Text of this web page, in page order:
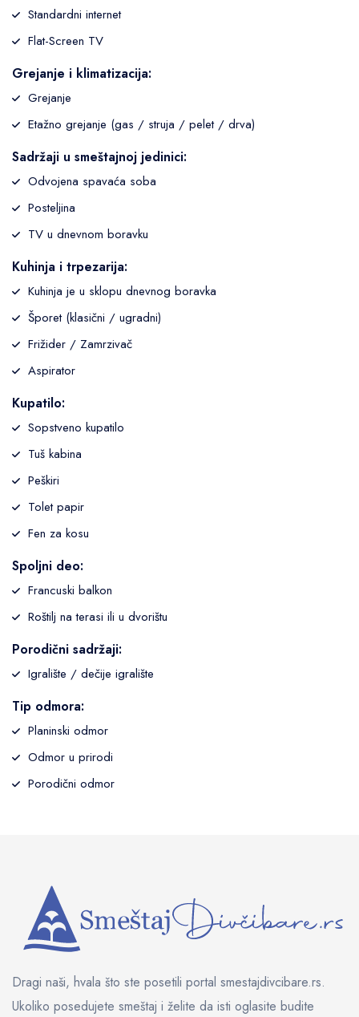
Standardni internet
Flat-Screen TV
Grejanje i klimatizacija:
Grejanje
Etažno grejanje (gas / struja / pelet / drva)
Sadržaji u smeštajnoj jedinici:
Odvojena spavaća soba
Posteljina
TV u dnevnom boravku
Kuhinja i trpezarija:
Kuhinja je u sklopu dnevnog boravka
Šporet (klasični / ugradni)
Frižider / Zamrzivač
Aspirator
Kupatilo:
Sopstveno kupatilo
Tuš kabina
Peškiri
Tolet papir
Fen za kosu
Spoljni deo:
Francuski balkon
Roštilj na terasi ili u dvorištu
Porodični sadržaji:
Igralište / dečije igralište
Tip odmora:
Planinski odmor
Odmor u prirodi
Porodični odmor
Dragi naši, hvala što ste posetili portal smestajdivcibare.rs.
Ukoliko posedujete smeštaj i želite da isti oglasite budite